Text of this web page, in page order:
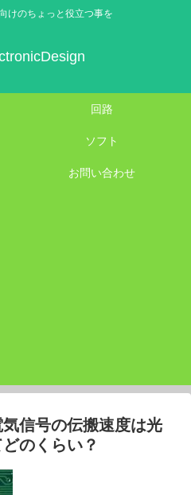
けのちょっと役立つ事を
回路
ソフト
お問い合わせ
信号の伝搬速度は光
のくらい？